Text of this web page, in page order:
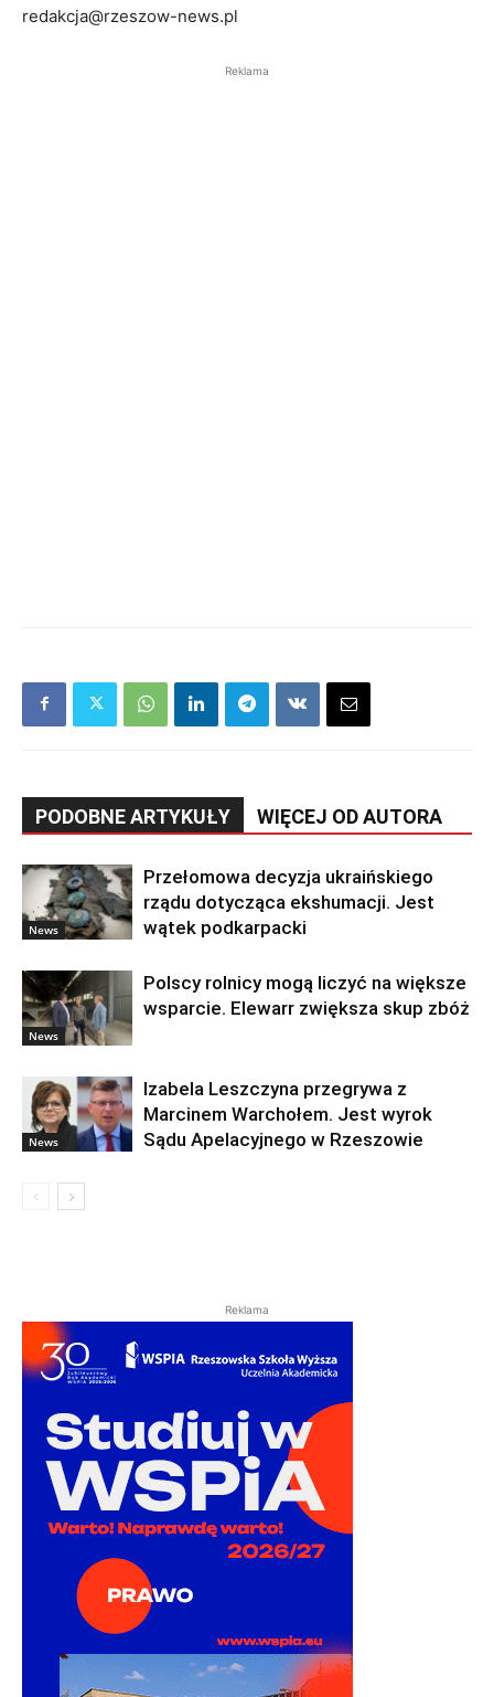
redakcja@rzeszow-news.pl
Reklama
PODOBNE ARTYKUŁY WIĘCEJ OD AUTORA
News
Przełomowa decyzja ukraińskiego
rządu dotycząca ekshumacji. Jest
wątek podkarpacki
News
Polscy rolnicy mogą liczyć na większe
wsparcie. Elewarr zwiększa skup zbóż
News
Izabela Leszczyna przegrywa z
Marcinem Warchołem. Jest wyrok
Sądu Apelacyjnego w Rzeszowie
Reklama